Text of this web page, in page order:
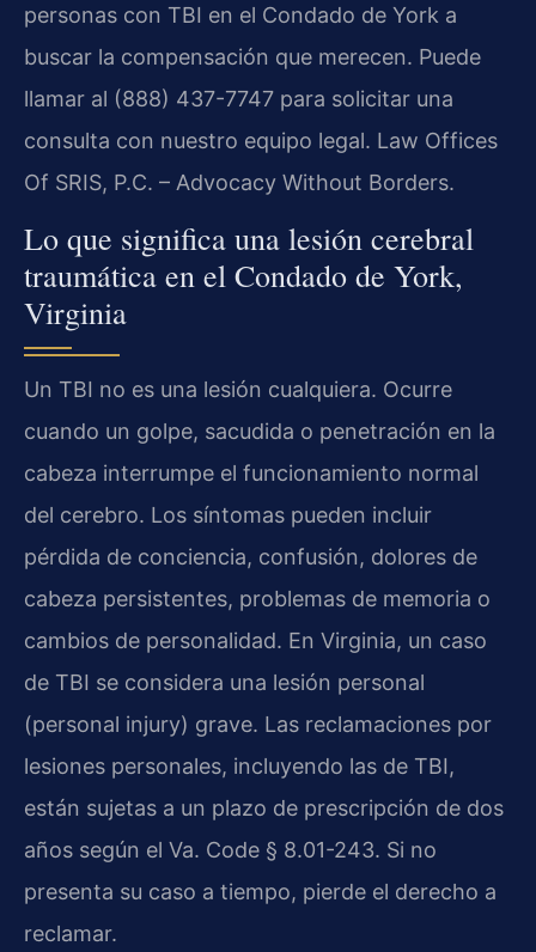
personas con TBI en el Condado de York a
buscar la compensación que merecen. Puede
llamar al (888) 437-7747 para solicitar una
consulta con nuestro equipo legal. Law Offices
Of SRIS, P.C. – Advocacy Without Borders.
Lo que significa una lesión cerebral
traumática en el Condado de York,
Virginia
Un TBI no es una lesión cualquiera. Ocurre
cuando un golpe, sacudida o penetración en la
cabeza interrumpe el funcionamiento normal
del cerebro. Los síntomas pueden incluir
pérdida de conciencia, confusión, dolores de
cabeza persistentes, problemas de memoria o
cambios de personalidad. En Virginia, un caso
de TBI se considera una lesión personal
(personal injury) grave. Las reclamaciones por
lesiones personales, incluyendo las de TBI,
están sujetas a un plazo de prescripción de dos
años según el Va. Code § 8.01-243. Si no
presenta su caso a tiempo, pierde el derecho a
reclamar.